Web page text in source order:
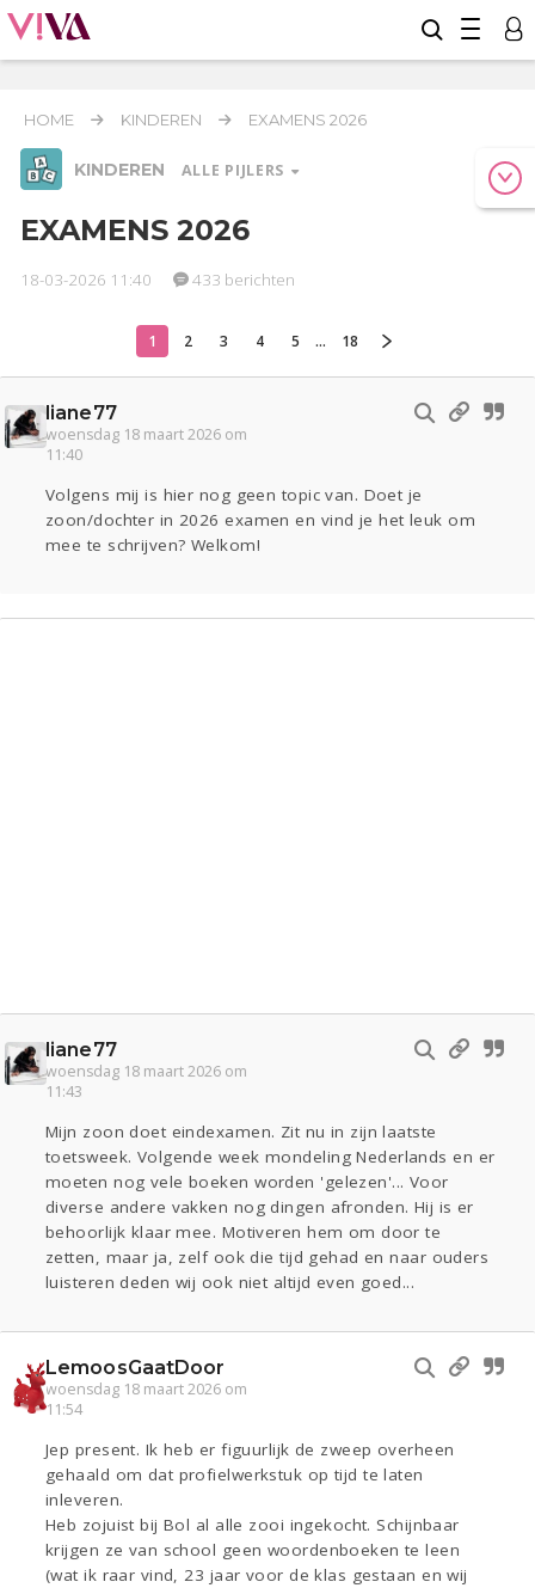
HOME KINDEREN EXAMENS 2026
KINDEREN ALLE PIJLERS
Relaties Werk & Studie Geld & Recht
Kinderen
Zwanger Psyche Thuis
Sport
Contact Viva zoekt
Aangeboden
Gevraagd
Horen
EXAMENS 2026
18-03-2026 11:40 433 berichten
1 2 3 4 5 ... 18
liane77
woensdag 18 maart 2026 om
11:40
Volgens mij is hier nog geen topic van. Doet je
zoon/dochter in 2026 examen en vind je het leuk om
mee te schrijven? Welkom!
liane77
woensdag 18 maart 2026 om
11:43
Mijn zoon doet eindexamen. Zit nu in zijn laatste
toetsweek. Volgende week mondeling Nederlands en er
moeten nog vele boeken worden 'gelezen'... Voor
diverse andere vakken nog dingen afronden. Hij is er
behoorlijk klaar mee. Motiveren hem om door te
zetten, maar ja, zelf ook die tijd gehad en naar ouders
luisteren deden wij ook niet altijd even goed...
LemoosGaatDoor
woensdag 18 maart 2026 om
11:54
Jep present. Ik heb er figuurlijk de zweep overheen
gehaald om dat profielwerkstuk op tijd te laten
inleveren.
Heb zojuist bij Bol al alle zooi ingekocht. Schijnbaar
krijgen ze van school geen woordenboeken te leen
(wat ik raar vind, 23 jaar voor de klas gestaan en wij